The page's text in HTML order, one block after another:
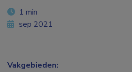
1 min
sep 2021
Vakgebieden: